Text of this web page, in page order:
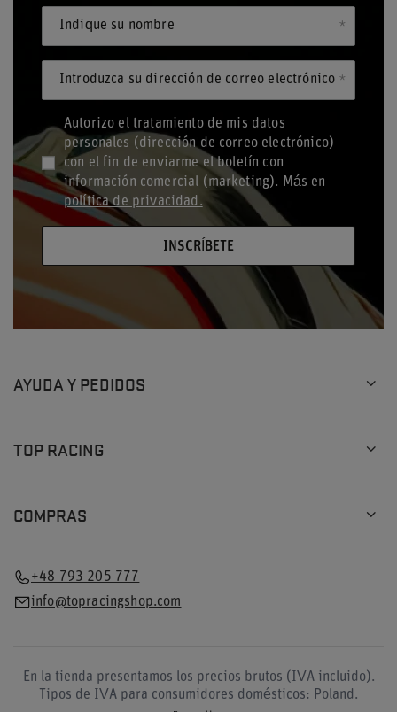
Indique su nombre
Introduzca su dirección de correo electrónico
Autorizo el tratamiento de mis datos
personales (dirección de correo electrónico)
con el fin de enviarme el boletín con
información comercial (marketing). Más en
política de privacidad.
INSCRÍBETE
AYUDA Y PEDIDOS
TOP RACING
COMPRAS
+48 793 205 777
info@topracingshop.com
En la tienda presentamos los precios brutos (IVA incluido).
Tipos de IVA para consumidores domésticos: Poland.